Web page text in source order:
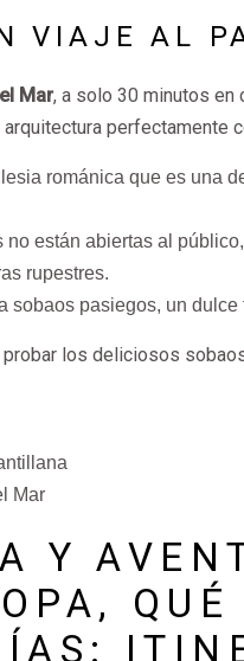
VIAJE AL
Mar, a solo 30 minutos en
perfectamente
románica que es una
están abiertas al
rupestres.
sobaos pasiegos, un
los deliciosos
Mar
Y
QUÉ